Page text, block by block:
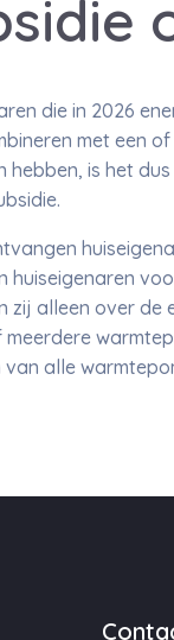
die in 2026
met een
hebben, is het
huiseigenaren
zij alleen over de
alle